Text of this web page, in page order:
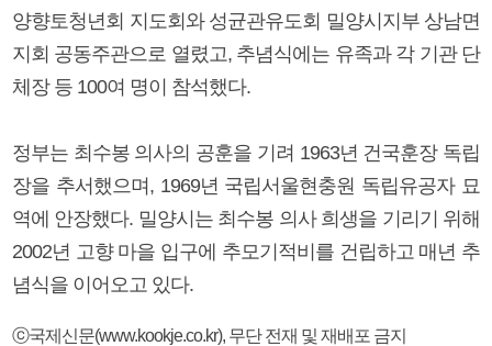
양향토청년회 지도회와 성균관유도회 밀양시지부 상남면
지회 공동주관으로 열렸고, 추념식에는 유족과 각 기관 단
체장 등 100여 명이 참석했다.
정부는 최수봉 의사의 공훈을 기려 1963년 건국훈장 독립
장을 추서했으며, 1969년 국립서울현충원 독립유공자 묘
역에 안장했다. 밀양시는 최수봉 의사 희생을 기리기 위해
2002년 고향 마을 입구에 추모기적비를 건립하고 매년 추
념식을 이어오고 있다.
ⓒ국제신문(www.kookje.co.kr), 무단 전재 및 재배포 금지